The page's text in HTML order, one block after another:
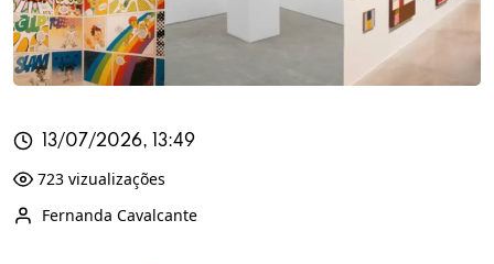
13/07/2026, 13:49
723 vizualizações
Fernanda Cavalcante